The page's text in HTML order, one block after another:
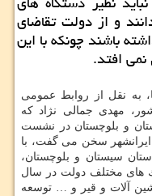
و از دولت تقاضای
باشند چونكه با این
افتد.
به نقل از روابط عمومی
مهدی جمالی نژاد كه
و بلوچستان در نشست
سخن می گفت، با
سیستان و بلوچستان،
های مختلف دولت در سال
آلات و قیر و … توسعه